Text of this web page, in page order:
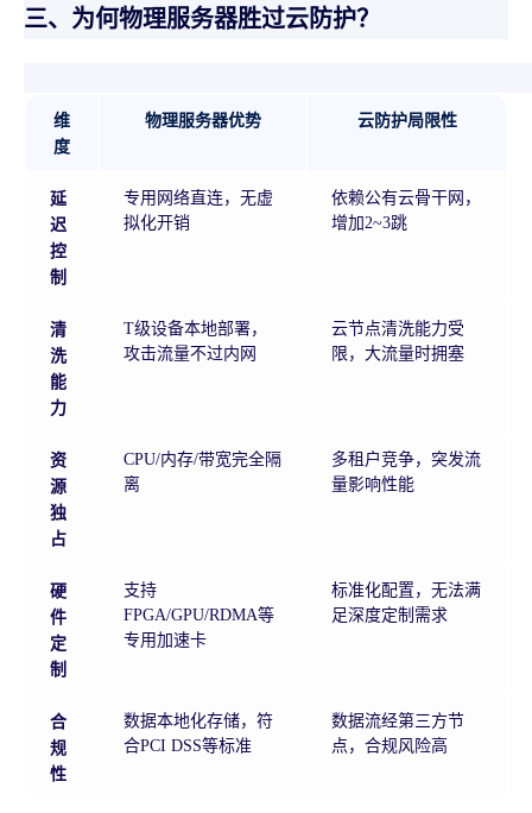
三、为何物理服务器胜过云防护？
维
度
物理服务器优势 云防护局限性
延
迟
控
制
专用网络直连，无虚
拟化开销
依赖公有云骨干网，
增加2~3跳
清
洗
能
力
T级设备本地部署，
攻击流量不过内网
云节点清洗能力受
限，大流量时拥塞
资
源
独
占
CPU/内存/带宽完全隔
离
多租户竞争，突发流
量影响性能
硬
件
定
制
支持
FPGA/GPU/RDMA等
专用加速卡
标准化配置，无法满
足深度定制需求
合
规
性
数据本地化存储，符
合PCI DSS等标准
数据流经第三方节
点，合规风险高